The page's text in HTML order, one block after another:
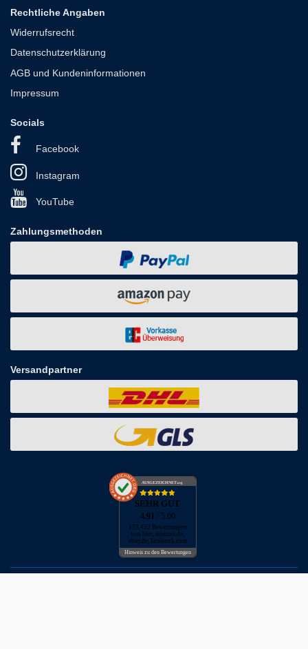
Rechtliche Angaben
Widerrufsrecht
Datenschutzerklärung
AGB und Kundeninformationen
Impressum
Socials
Facebook
Instagram
YouTube
Zahlungsmethoden
Versandpartner
AUSGEZEICHNET.org
SEHR GUT
4.91 / 5.00
173.452 Bewertungen
von hier, amazon.de,
ebay.de, facebook.com
Hinweis zu den Bewertungen